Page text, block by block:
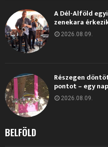
A Dél-Alföld
zenekara
2026.08.09.
Részegen
pontot – egy
2026.08.09.
BELFÖLD